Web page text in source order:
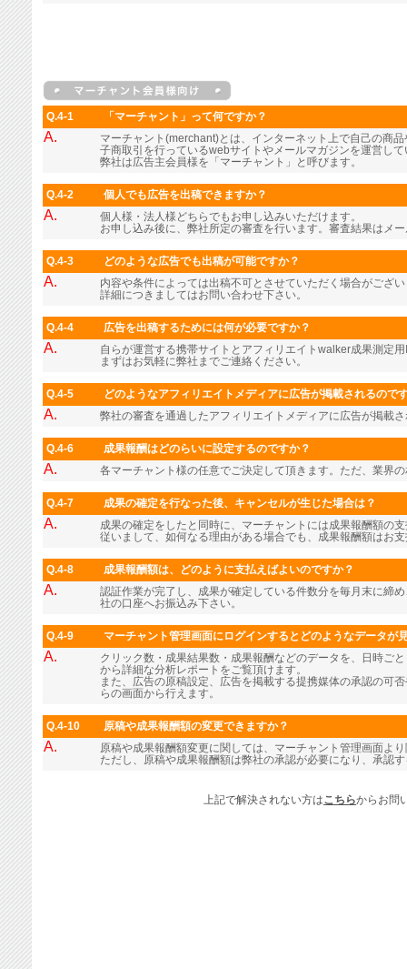
Q.4-1 「マーチャント」って何ですか？
A.
マーチャント(merchant)とは、インターネット上で自己の商
子商取引を行っているwebサイトやメールマガジンを運営し
弊社は広告主会員様を「マーチャント」と呼びます。
Q.4-2 個人でも広告を出稿できますか？
A.
個人様・法人様どちらでもお申し込みいただけます。
お申し込み後に、弊社所定の審査を行います。審査結果はメ
Q.4-3 どのような広告でも出稿が可能ですか？
A.
内容や条件によっては出稿不可とさせていただく場合がござ
詳細につきましてはお問い合わせ下さい。
Q.4-4 広告を出稿するためには何が必要ですか？
A.
自らが運営する携帯サイトとアフィリエイトwalker成果測定
まずはお気軽に弊社までご連絡ください。
Q.4-5 どのようなアフィリエイトメディアに広告が掲載されるので
A. 弊社の審査を通過したアフィリエイトメディアに広告が掲載
Q.4-6 成果報酬はどのらいに設定するのですか？
A. 各マーチャント様の任意でご決定して頂きます。ただ、業界
Q.4-7 成果の確定を行なった後、キャンセルが生じた場合は？
A.
成果の確定をしたと同時に、マーチャントには成果報酬額の
従いまして、如何なる理由がある場合でも、成果報酬額はお
Q.4-8 成果報酬額は、どのように支払えばよいのですか？
A.
認証作業が完了し、成果が確定している件数分を毎月末に締
社の口座へお振込み下さい。
Q.4-9 マーチャント管理画面にログインするとどのようなデータが
A.
クリック数・成果結果数・成果報酬などのデータを、日時ご
から詳細な分析レポートをご覧頂けます。
また、広告の原稿設定、広告を掲載する提携媒体の承認の可
らの画面から行えます。
Q.4-10 原稿や成果報酬額の変更できますか？
A.
原稿や成果報酬額変更に関しては、マーチャント管理画面よ
ただし、原稿や成果報酬額は弊社の承認が必要になり、承認
上記で解決されない方はこちらからお問